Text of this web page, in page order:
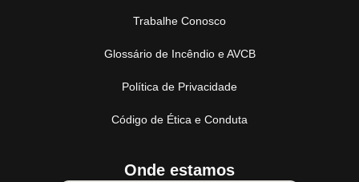
Trabalhe Conosco
Glossário de Incêndio e AVCB
Política de Privacidade
Código de Ética e Conduta
Onde estamos